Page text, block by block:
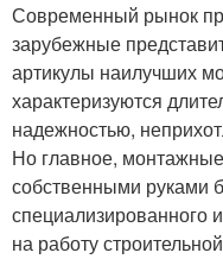
Современный рынок
зарубежные
артикулы наилучших
характеризуются
надежностью,
Но главное,
собственными руками
специализированного
на работу